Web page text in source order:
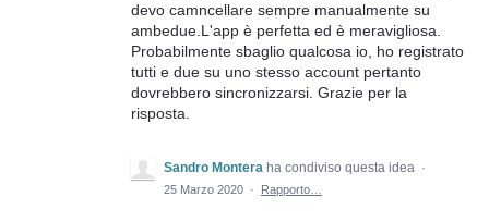
devo camncellare sempre manualmente su
ambedue.L'app è perfetta ed è meravigliosa.
Probabilmente sbaglio qualcosa io, ho registrato
tutti e due su uno stesso account pertanto
dovrebbero sincronizzarsi. Grazie per la
risposta.
Sandro Montera ha condiviso questa idea ·
25 Marzo 2020 · Rapporto…